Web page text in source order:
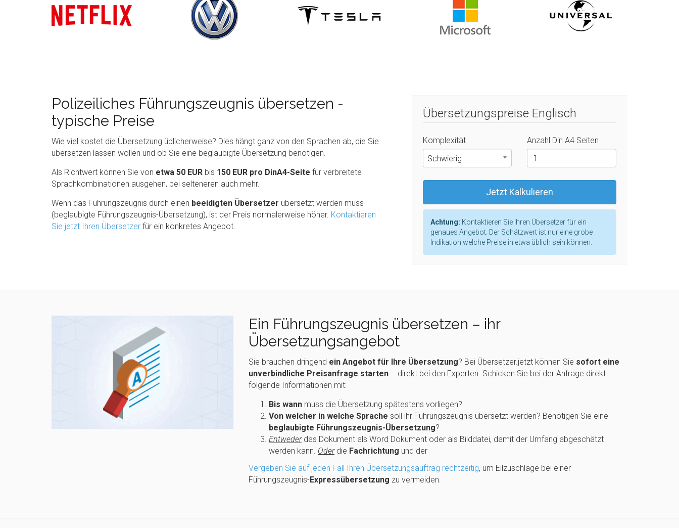
Polizeiliches Führungszeugnis übersetzen -
typische Preise
Wie viel kostet die Übersetzung üblicherweise? Dies hängt ganz von den Sprachen ab, die Sie
übersetzen lassen wollen und ob Sie eine beglaubigte Übersetzung benötigen.
Als Richtwert können Sie von etwa 50 EUR bis 150 EUR pro DinA4-Seite für verbreitete
Sprachkombinationen ausgehen, bei selteneren auch mehr.
Wenn das Führungszeugnis durch einen beeidigten Übersetzer übersetzt werden muss
(beglaubigte Führungszeugnis-Übersetzung), ist der Preis normalerweise höher. Kontaktieren
Sie jetzt Ihren Übersetzer für ein konkretes Angebot.
Übersetzungspreise Englisch
Komplexität
Schwierig
Anzahl Din A4 Seiten
Jetzt Kalkulieren
Achtung: Kontaktieren Sie ihren Übersetzer für ein
genaues Angebot. Der Schätzwert ist nur eine grobe
Indikation welche Preise in etwa üblich sein können.
Ein Führungszeugnis übersetzen – ihr
Übersetzungsangebot
Sie brauchen dringend ein Angebot für Ihre Übersetzung? Bei Übersetzer.jetzt können Sie sofort eine
unverbindliche Preisanfrage starten – direkt bei den Experten. Schicken Sie bei der Anfrage direkt
folgende Informationen mit:
Bis wann muss die Übersetzung spätestens vorliegen?
Von welcher in welche Sprache soll ihr Führungszeugnis übersetzt werden? Benötigen Sie eine
beglaubigte Führungszeugnis-Übersetzung?
Entwederdas Dokument als Word Dokument oder als Bilddatei, damit der Umfang abgeschätzt
werden kann. Oderdie Fachrichtung und der
Vergeben Sie auf jeden Fall Ihren Übersetzungsauftrag rechtzeitig, um Eilzuschläge bei einer
Führungszeugnis-Expressübersetzung zu vermeiden.